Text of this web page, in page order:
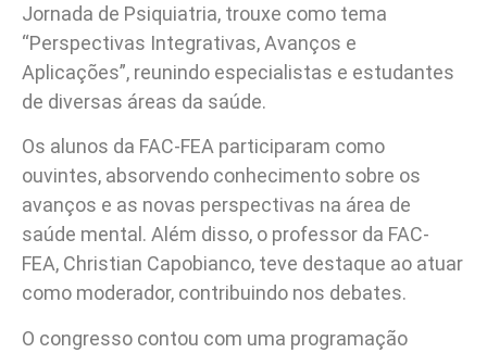
Jornada de Psiquiatria, trouxe como tema
“Perspectivas Integrativas, Avanços e
Aplicações”, reunindo especialistas e estudantes
de diversas áreas da saúde.
Os alunos da FAC-FEA participaram como
ouvintes, absorvendo conhecimento sobre os
avanços e as novas perspectivas na área de
saúde mental. Além disso, o professor da FAC-
FEA, Christian Capobianco, teve destaque ao atuar
como moderador, contribuindo nos debates.
O congresso contou com uma programação